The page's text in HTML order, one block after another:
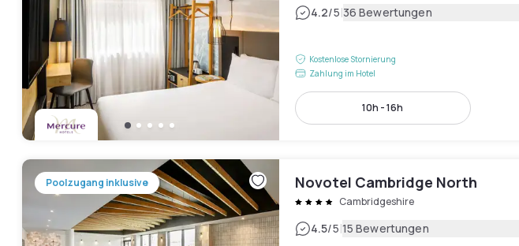
4.2/5|36 Bewertungen
Kostenlose Stornierung
Zahlung im Hotel
10h - 16h
Poolzugang inklusive Novotel Cambridge North
Cambridgeshire
4.5/5|15 Bewertungen